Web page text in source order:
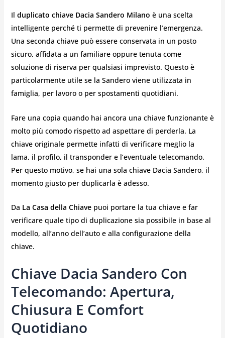
Il duplicato chiave Dacia Sandero Milano è una scelta
intelligente perché ti permette di prevenire l’emergenza.
Una seconda chiave può essere conservata in un posto
sicuro, affidata a un familiare oppure tenuta come
soluzione di riserva per qualsiasi imprevisto. Questo è
particolarmente utile se la Sandero viene utilizzata in
famiglia, per lavoro o per spostamenti quotidiani.
Fare una copia quando hai ancora una chiave funzionante è
molto più comodo rispetto ad aspettare di perderla. La
chiave originale permette infatti di verificare meglio la
lama, il profilo, il transponder e l’eventuale telecomando.
Per questo motivo, se hai una sola chiave Dacia Sandero, il
momento giusto per duplicarla è adesso.
Da La Casa della Chiavepuoi portare la tua chiave e far
verificare quale tipo di duplicazione sia possibile in base al
modello, all’anno dell’auto e alla configurazione della
chiave.
Chiave Dacia Sandero Con
Telecomando: Apertura,
Chiusura E Comfort
Quotidiano